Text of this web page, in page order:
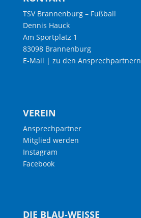
TSV Brannenburg – Fußball
Dennis Hauck
Am Sportplatz 1
83098 Brannenburg
E-Mail | zu den Ansprechpartnern
VEREIN
Ansprechpartner
Mitglied werden
Instagram
Facebook
DIE BLAU-WEISSE